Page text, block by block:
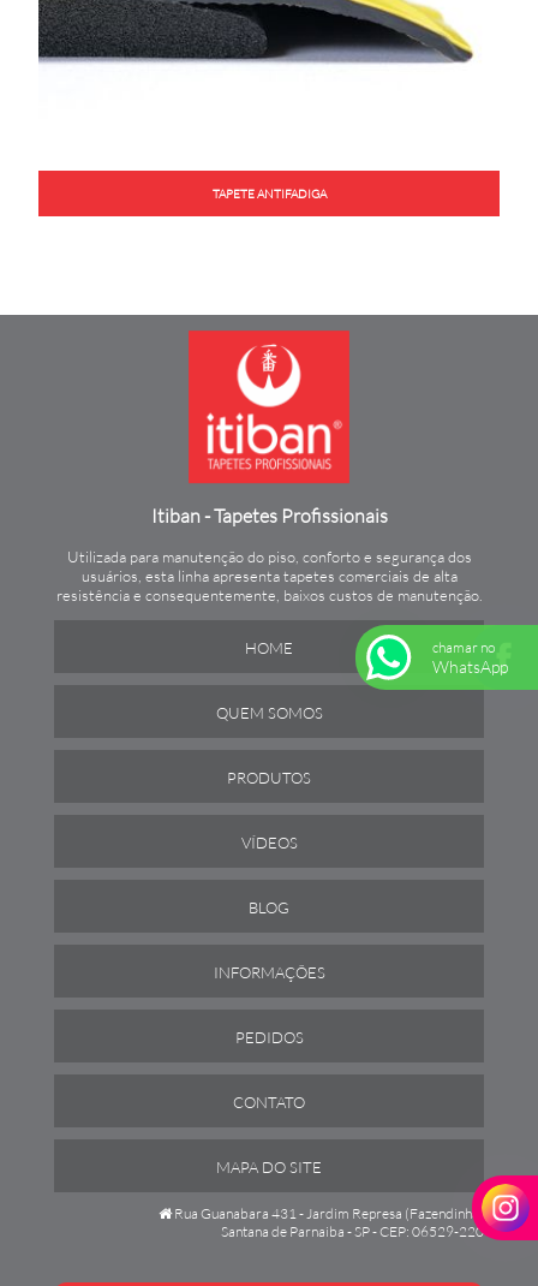
TAPETE ANTIFADIGA
Itiban - Tapetes Profissionais
Utilizada para manutenção do piso, conforto e segurança dos
usuários, esta linha apresenta tapetes comerciais de alta
resistência e consequentemente, baixos custos de manutenção.
HOME
QUEM SOMOS
PRODUTOS
VÍDEOS
BLOG
INFORMAÇÕES
PEDIDOS
CONTATO
MAPA DO SITE
Rua Guanabara 431 - Jardim Represa (Fazendinha)
Santana de Parnaiba - SP - CEP: 06529-220
chamar no
WhatsApp